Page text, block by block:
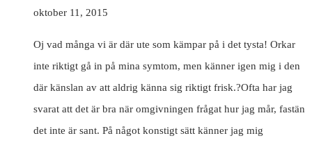
oktober 11, 2015
Oj vad många vi är där ute som kämpar på i det tysta! Orkar
inte riktigt gå in på mina symtom, men känner igen mig i den
där känslan av att aldrig känna sig riktigt frisk.?Ofta har jag
svarat att det är bra när omgivningen frågat hur jag mår, fastän
det inte är sant. På något konstigt sätt känner jag mig